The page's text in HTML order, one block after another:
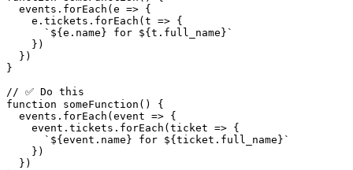
events.forEach(e => {
e.tickets.forEach(t => {
` ${e.name} for ${t.full_name} `
})
})
}
function
someFunction () {
events.forEach(event => {
event.tickets.forEach(ticket => {
` ${event.name} for ${ticket.full_name} `
})
})